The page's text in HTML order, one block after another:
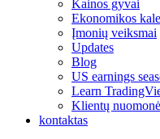
Kainos gyvai
Ekonomikos
Įmonių veiksmai
Updates
Blog
US earnings
Learn
Klientų nuomonė
kontaktas